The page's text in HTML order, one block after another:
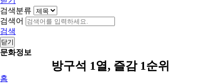
검색분류
검색어
검색
닫기
문화정보
방구석 1열, 즐감 1순위
홈